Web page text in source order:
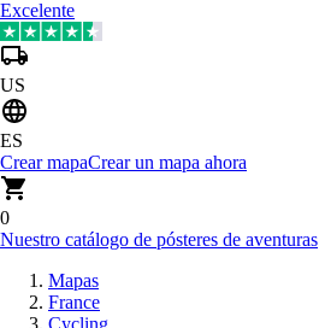
Excelente
US
ES
Crear mapaCrear un mapa ahora
0
Nuestro catálogo de pósteres de aventuras
Mapas
France
Cycling